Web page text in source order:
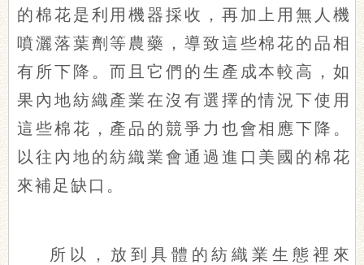
的棉花是利用機器採收，再加上用無人機
噴灑落葉劑等農藥，導致這些棉花的品相
有所下降。而且它們的生產成本較高，如
果內地紡織產業在沒有選擇的情況下使用
這些棉花，產品的競爭力也會相應下降。
以往內地的紡織業會通過進口美國的棉花
來補足缺口。
所以，放到具體的紡織業生態裡來